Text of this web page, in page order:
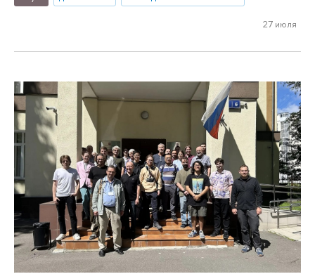
27 июля